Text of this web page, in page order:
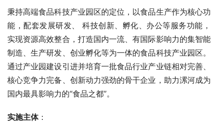
秉持高端食品科技产业园区的定位，以食品生产作为核心功
能，配套发展研发、 科技创新、孵化、办公等服务功能，
实现资源高效整合，打造国内一流、有国际影响力的集智能
制造、生产研发、创业孵化等为一体的食品科技产业园区。
通过产业园建设引进并培育一批食品行业产业链相对完善、
核心竞争力完备、创新动力强劲的骨干企业，助力漯河成为
国内最具影响力的“食品之都”。
实施主体：